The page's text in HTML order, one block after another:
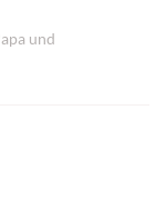
und